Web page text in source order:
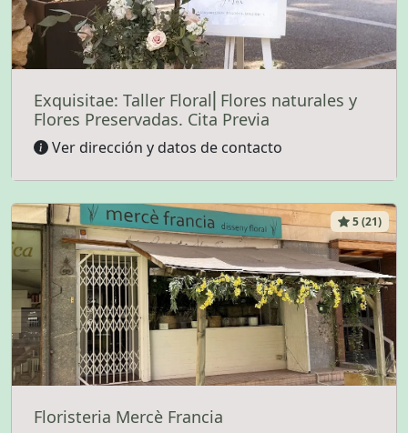
Exquisitae: Taller Floral⎜Flores naturales y
Flores Preservadas. Cita Previa
Ver dirección y datos de contacto
5 (21)
Floristeria Mercè Francia